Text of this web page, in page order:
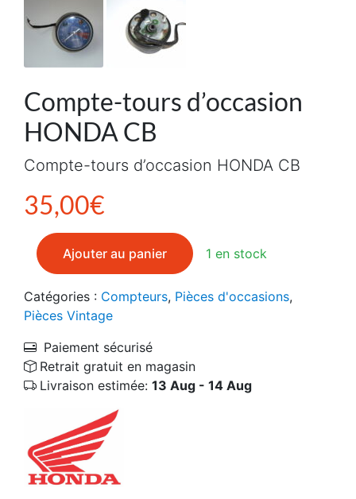
Compte-tours d’occasion
HONDA CB
35,00€
Compte-tours d’occasion HONDA CB
1 en stock
quantité de Compte-tours d'occasion HONDA CB
Ajouter au panier
Catégories : Compteurs, Pièces d'occasions,
Pièces Vintage
Paiement sécurisé
Retrait gratuit en magasin
Livraison estimée: 13 Aug - 14 Aug